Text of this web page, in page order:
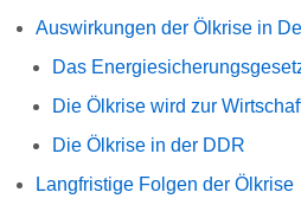
Auswirkungen der Ölkrise in
Das
Die Ölkrise wird zur
Die Ölkrise in der DDR
Langfristige Folgen der Ölkrise